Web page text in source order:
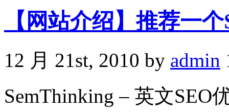
【网站介绍】推荐一
12 月 21st, 2010 by admin
SemThinking – 英文SEO